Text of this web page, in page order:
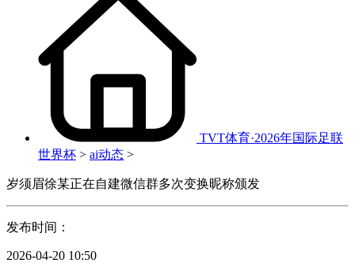
TVT体育·2026年国际足联
世界杯 > ai动态 >
岁须眉徐某正在自建微信群​多次变换昵称颁发
发布时间：
2026-04-20 10:50